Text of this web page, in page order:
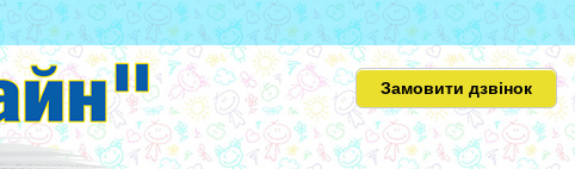
Замовити дзвінок